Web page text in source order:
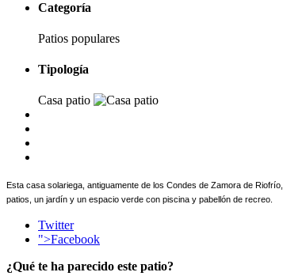
Categoría
Patios populares
Tipología
Casa patio
Esta casa solariega, antiguamente de los Condes de Zamora de Riofrío,
patios, un jardín y un espacio verde con piscina y pabellón de recreo.
Twitter
">Facebook
¿Qué te ha parecido este patio?